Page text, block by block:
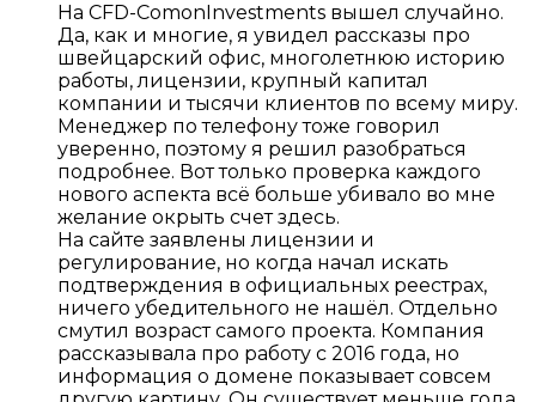
На CFD-ComonInvestments вышел случайно.
Да, как и многие, я увидел рассказы про
швейцарский офис, многолетнюю историю
работы, лицензии, крупный капитал
компании и тысячи клиентов по всему миру.
Менеджер по телефону тоже говорил
уверенно, поэтому я решил разобраться
подробнее. Вот только проверка каждого
нового аспекта всё больше убивало во мне
желание окрыть счет здесь.
На сайте заявлены лицензии и
регулирование, но когда начал искать
подтверждения в официальных реестрах,
ничего убедительного не нашёл. Отдельно
смутил возраст самого проекта. Компания
рассказывала про работу с 2016 года, но
информация о домене показывает совсем